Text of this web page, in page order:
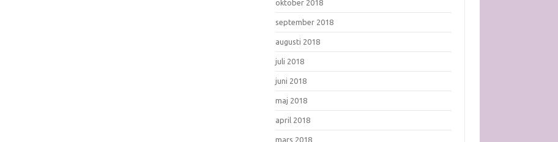
oktober 2018
september 2018
augusti 2018
juli 2018
juni 2018
maj 2018
april 2018
mars 2018